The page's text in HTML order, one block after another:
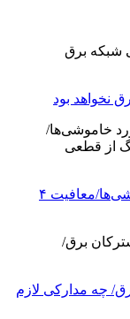
نخواهد بود
آخرین اظهارات وزیر نیرو درمورد خاموشی‌ها/معافیت ۴
چه مدارکی لازم